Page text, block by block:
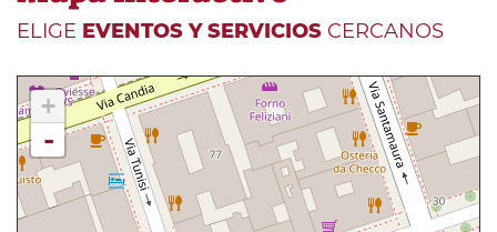
ELIGE EVENTOS Y SERVICIOS CERCANOS
+
-